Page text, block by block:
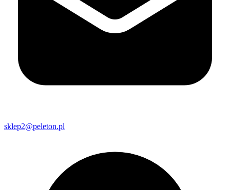
sklep2@peleton.pl